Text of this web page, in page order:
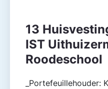
13
IST
Roodeschool
_Portefeuillehouder: